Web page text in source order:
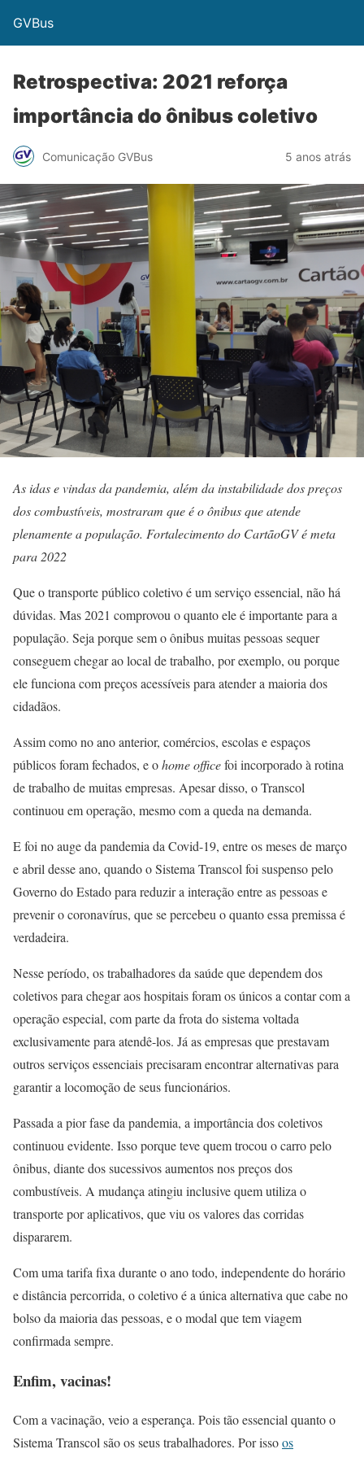
GVBus
Retrospectiva: 2021 reforça
importância do ônibus coletivo
Comunicação GVBus 5 anos atrás
As idas e vindas da pandemia, além da instabilidade dos preços
dos combustíveis, mostraram que é o ônibus que atende
plenamente a população. Fortalecimento do CartãoGV é meta
para 2022
Que o transporte público coletivo é um serviço essencial, não há
dúvidas. Mas 2021 comprovou o quanto ele é importante para a
população. Seja porque sem o ônibus muitas pessoas sequer
conseguem chegar ao local de trabalho, por exemplo, ou porque
ele funciona com preços acessíveis para atender a maioria dos
cidadãos.
Assim como no ano anterior, comércios, escolas e espaços
públicos foram fechados, e ohome officefoi incorporado à rotina
de trabalho de muitas empresas. Apesar disso, o Transcol
continuou em operação, mesmo com a queda na demanda.
E foi no auge da pandemia da Covid-19, entre os meses de março
e abril desse ano, quando o Sistema Transcol foi suspenso pelo
Governo do Estado para reduzir a interação entre as pessoas e
prevenir o coronavírus, que se percebeu o quanto essa premissa é
verdadeira.
Nesse período, os trabalhadores da saúde que dependem dos
coletivos para chegar aos hospitais foram os únicos a contar com a
operação especial, com parte da frota do sistema voltada
exclusivamente para atendê-los. Já as empresas que prestavam
outros serviços essenciais precisaram encontrar alternativas para
garantir a locomoção de seus funcionários.
Passada a pior fase da pandemia, a importância dos coletivos
continuou evidente. Isso porque teve quem trocou o carro pelo
ônibus, diante dos sucessivos aumentos nos preços dos
combustíveis. A mudança atingiu inclusive quem utiliza o
transporte por aplicativos, que viu os valores das corridas
dispararem.
Com uma tarifa fixa durante o ano todo, independente do horário
e distância percorrida, o coletivo é a única alternativa que cabe no
bolso da maioria das pessoas, e o modal que tem viagem
confirmada sempre.
Enfim, vacinas!
Com a vacinação, veio a esperança. Pois tão essencial quanto o
Sistema Transcol são os seus trabalhadores. Por issoos